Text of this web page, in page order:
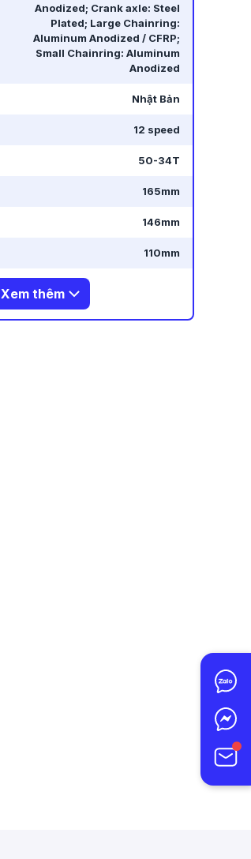
Anodized; Crank axle: Steel
Plated; Large Chainring:
Aluminum Anodized / CFRP;
Small Chainring: Aluminum
Anodized
Nhật Bản
12 speed
50-34T
165mm
146mm
110mm
Xem thêm